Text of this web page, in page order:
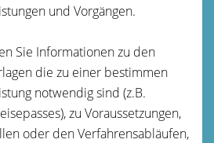
und Vorgängen.
Sie Informationen zu den
die zu einer bestimmen
notwendig sind (z.B.
zu Voraussetzungen,
oder den Verfahrensabläufen,